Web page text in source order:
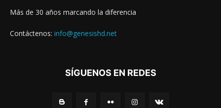
Más de 30 años marcando la diferencia
Contáctenos: info@genesishd.net
SÍGUENOS EN REDES